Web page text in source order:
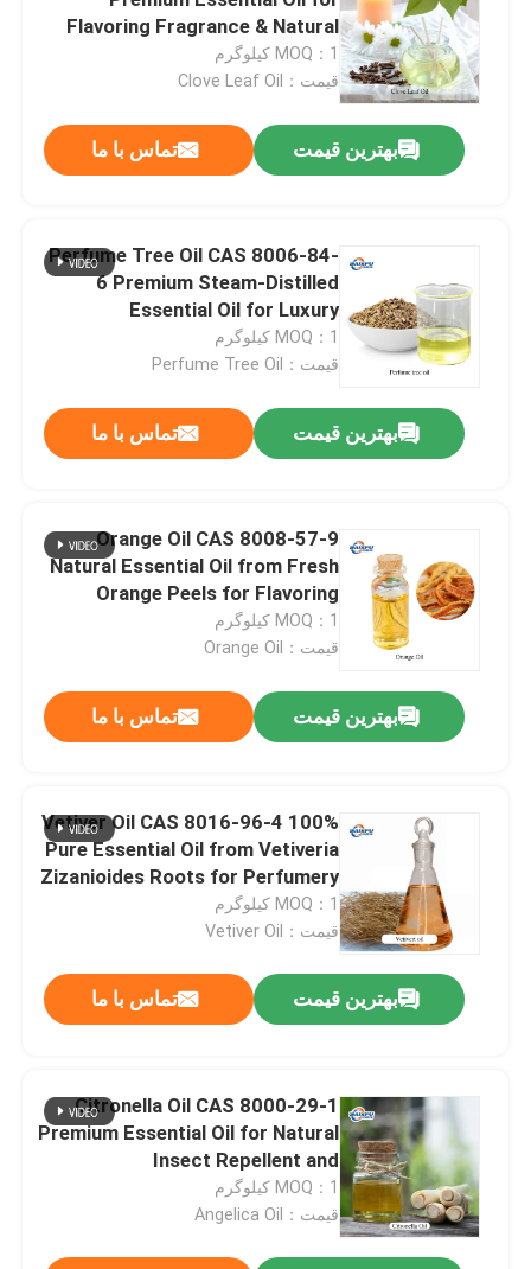
طعم و عطر
طعم مصنوعی
اسانس طبیعی گیاهی
عصاره گیاهی خالص
ماده شیرین کننده
پودر میوه
پودر خشک شده منجمد
روغن ارگانیک
مواد طبیعی کاهش وزن
رنگدانه طبیعی
Flavoring Fragrance & Natural
Products
MOQ：1 کیلوگرم
قیمت：Clove Leaf Oil
بهترین قیمت تماس با ما
Perfume Tree Oil CAS 8006-84-
6 Premium Steam-Distilled
Essential Oil for Luxury
Perfumery & Aromatherapy
MOQ：1 کیلوگرم
قیمت：Perfume Tree Oil
بهترین قیمت تماس با ما
Orange Oil CAS 8008-57-9
Natural Essential Oil from Fresh
Orange Peels for Flavoring
Fragrance & Aromatherapy
MOQ：1 کیلوگرم
قیمت：Orange Oil
بهترین قیمت تماس با ما
Vetiver Oil CAS 8016-96-4 100%
Pure Essential Oil from Vetiveria
Zizanioides Roots for Perfumery
& Aromatherapy
MOQ：1 کیلوگرم
قیمت：Vetiver Oil
بهترین قیمت تماس با ما
Citronella Oil CAS 8000-29-1
Premium Essential Oil for Natural
Insect Repellent and
Aromatherapy Applications
MOQ：1 کیلوگرم
قیمت：Angelica Oil